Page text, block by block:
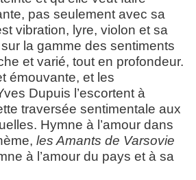
pas seulement avec sa
vibration, lyre, violon et sa
la gamme des sentiments
et varié, tout en profondeur.
émouvante, et les
Dupuis l’escortent à
traversée sentimentale aux
Hymne à l’amour dans
les Amants de Varsovie
à l’amour du pays et à sa